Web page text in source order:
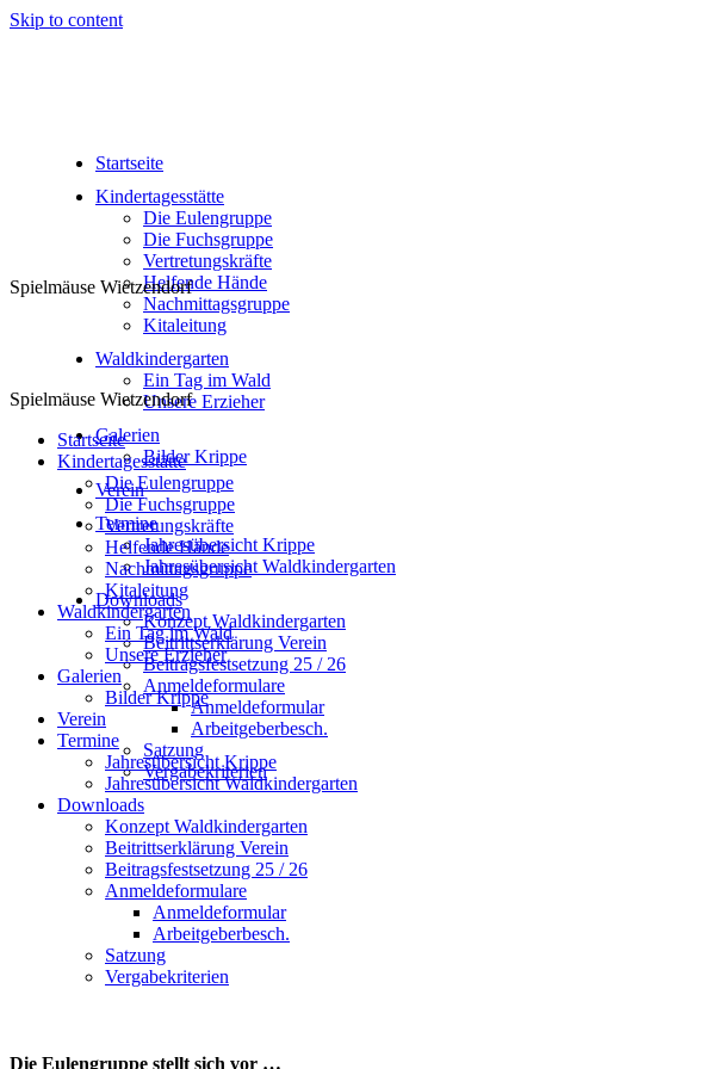
Skip to content
Die Eulengruppe
Die Fuchsgruppe
Vertretungskräfte
Helfende Hände
Nachmittagsgruppe
Kitaleitung
Waldkindergarten
Ein Tag im Wald
Unsere Erzieher
Galerien
Bilder Krippe
Verein
Termine
Jahresübersicht Krippe
Jahresübersicht Waldkindergarten
Downloads
Konzept Waldkindergarten
Beitrittserklärung Verein
Beitragsfestsetzung 25 / 26
Anmeldeformulare
Anmeldeformular
Arbeitgeberbesch.
Satzung
Vergabekriterien
Spielmäuse Wietzendorf
Willkommen auf der Seite der Spielmäuse Wietzendorf e.V.
Spielmäuse Wietzendorf
Willkommen auf der Seite der Spielmäuse Wietzendorf e.V.
Startseite
Kindertagesstätte
Die Eulengruppe
Die Fuchsgruppe
Vertretungskräfte
Nachmittagsgruppe
Kitaleitung
Waldkindergarten
Ein Tag im Wald
Unsere Erzieher
Galerien
Bilder Krippe
Verein
Termine
Jahresübersicht Krippe
Jahresübersicht Waldkindergarten
Downloads
Konzept Waldkindergarten
Beitrittserklärung Verein
Beitragsfestsetzung 25 / 26
Anmeldeformulare
Anmeldeformular
Satzung
Vergabekriterien
Die Eulengruppe stellt sich vor …